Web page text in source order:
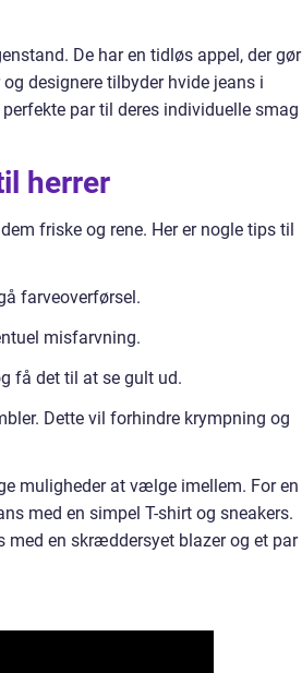
De har en tidløs appel, der gør
designere tilbyder hvide jeans i
par til deres individuelle smag
herrer
friske og rene. Her er nogle tips til
farveoverførsel.
misfarvning.
få det til at se gult ud.
Dette vil forhindre krympning og
muligheder at vælge imellem. For en
med en simpel T-shirt og sneakers.
med en skræddersyet blazer og et par